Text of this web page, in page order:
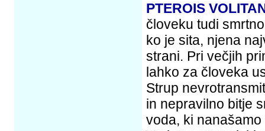
PTEROIS
človeku tudi
ko je sita, njena
strani. Pri večjih
lahko za človeka
Strup
in nepravilno bitje
voda, ki